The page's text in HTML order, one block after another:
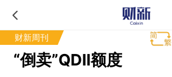
财新周刊
“倒卖”QDII额度